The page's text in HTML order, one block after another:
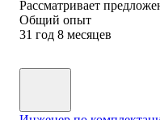
Рассматривает
Общий опыт
31 год 8 месяцев